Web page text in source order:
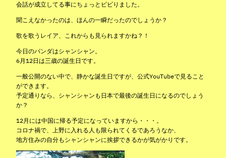
会話が成立してる事にちょっとビビりました。
聞こえなかったのは、ほんの一瞬だったのでしょうか？
歌を歌うレイア、これからも見られますかね？！
今日のパンダはシャンシャン。
6月12日は三歳の誕生日です。
一般公開のない中で、静かな誕生日ですが、公式YouTubeで見ること
ができます。
予定通りなら、シャンシャンも日本で最後の誕生日になるのでしょう
か？
12月には中国に帰る予定になっていますから・・・。
コロナ禍で、上野に入れる人も限られてくるであろうなか、
地方住みの自分もシャンシャンに挨拶できるかが気がかりです。